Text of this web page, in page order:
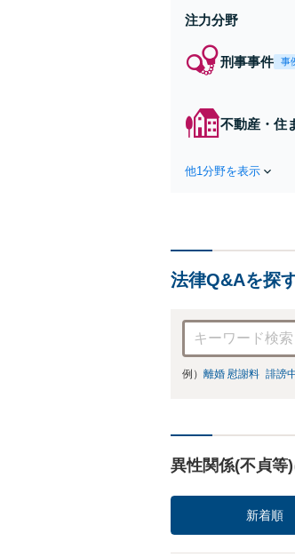
注力分野
刑事事件 事
不動産・住
他1分野を表示
法律Q&Aを探
例） 離婚 慰謝料 誹謗
異性関係(不貞等
新着順